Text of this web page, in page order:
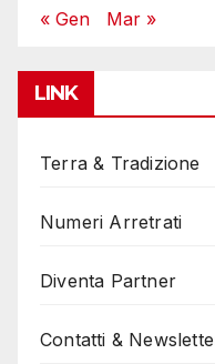
« Gen Mar »
LINK
Terra & Tradizione
Numeri Arretrati
Diventa Partner
Contatti &